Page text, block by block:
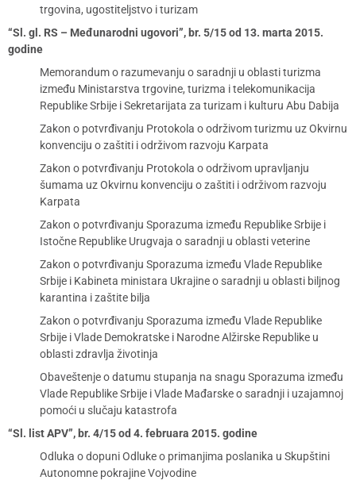
trgovina, ugostiteljstvo i turizam
“Sl. gl. RS – Međunarodni ugovori”, br. 5/15 od 13. marta 2015.
godine
Memorandum o razumevanju o saradnji u oblasti turizma
između Ministarstva trgovine, turizma i telekomunikacija
Republike Srbije i Sekretarijata za turizam i kulturu Abu Dabija
Zakon o potvrđivanju Protokola o održivom turizmu uz Okvirnu
konvenciju o zaštiti i održivom razvoju Karpata
Zakon o potvrđivanju Protokola o održivom upravljanju
šumama uz Okvirnu konvenciju o zaštiti i održivom razvoju
Karpata
Zakon o potvrđivanju Sporazuma između Republike Srbije i
Istočne Republike Urugvaja o saradnji u oblasti veterine
Zakon o potvrđivanju Sporazuma između Vlade Republike
Srbije i Kabineta ministara Ukrajine o saradnji u oblasti biljnog
karantina i zaštite bilja
Zakon o potvrđivanju Sporazuma između Vlade Republike
Srbije i Vlade Demokratske i Narodne Alžirske Republike u
oblasti zdravlja životinja
Obaveštenje o datumu stupanja na snagu Sporazuma između
Vlade Republike Srbije i Vlade Mađarske o saradnji i uzajamnoj
pomoći u slučaju katastrofa
“Sl. list APV”, br. 4/15 od 4. februara 2015. godine
Odluka o dopuni Odluke o primanjima poslanika u Skupštini
Autonomne pokrajine Vojvodine